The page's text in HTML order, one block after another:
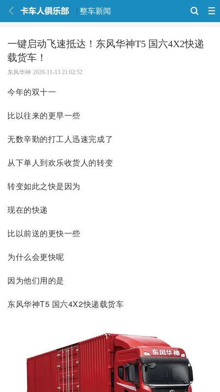
整车新闻
一键启动飞速抵达！东风华神T5 国六4X2快递
载货车！
东风华神 2020-11-13 21:02:52
今年的双十一
比以往来的更早一些
无数辛勤的打工人迅速完成了
从下单人到欢乐收货人的转变
转变如此之快是因为
现在的快递
比以前送的更快一些
为什么会更快呢
因为他们用的是
东风华神T5 国六4X2快递载货车